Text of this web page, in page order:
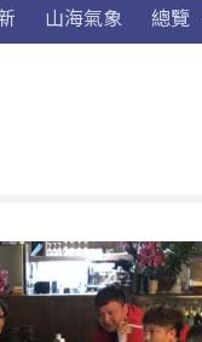
山海氣象 總覽